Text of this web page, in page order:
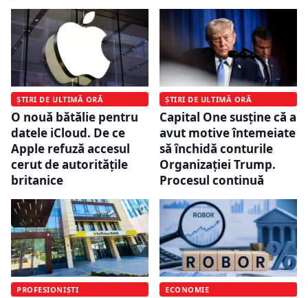
ȘTIRI DE ULTIMĂ ORĂ
O nouă bătălie pentru
datele iCloud. De ce
Apple refuză accesul
cerut de autoritățile
britanice
ȘTIRI DE ULTIMĂ ORĂ
Capital One susține că a
avut motive întemeiate
să închidă conturile
Organizației Trump.
Procesul continuă
PROFESIONIȘTI ECONOMIE